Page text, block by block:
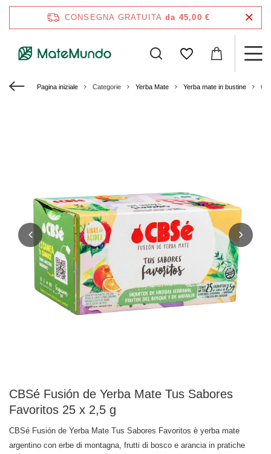
CONSEGNA GRATUITA da 45,00 €
Pagina iniziale Categorie Yerba Mate Yerba mate in bustine
CBSé Fusión de Yerba Mate Tus Sabores
Favoritos 25 x 2,5 g
CBSé Fusión de Yerba Mate Tus Sabores Favoritos è yerba mate
argentino con erbe di montagna, frutti di bosco e arancia in pratiche